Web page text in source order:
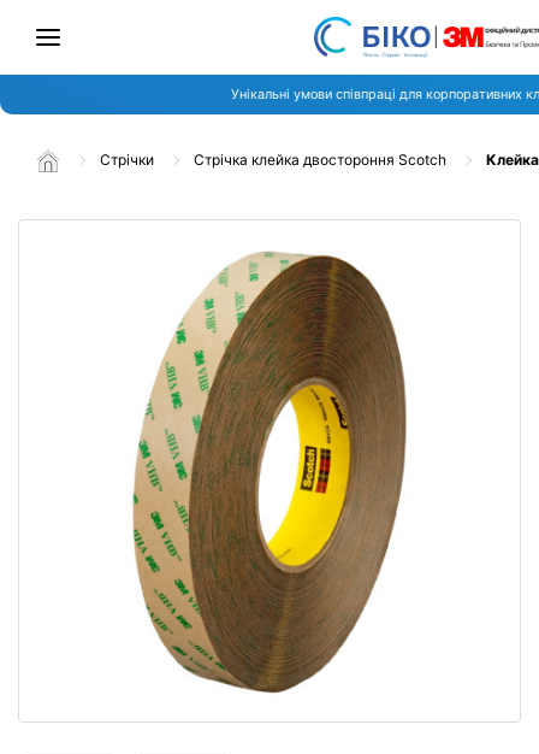
Унікальні умови співпраці для корпоративних
Стрічки Стрічка клейка двостороння Scotch